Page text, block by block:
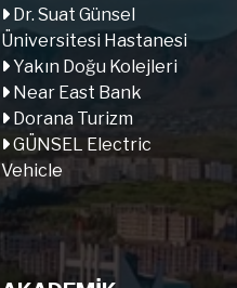
Dr. Suat Günsel
Üniversitesi Hastanesi
Yakın Doğu Kolejleri
Near East Bank
Dorana Turizm
GÜNSEL Electric
Vehicle